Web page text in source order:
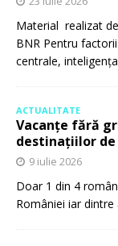
Material realizat
BNR Pentru
centrale,
ACTUALITATE
Vacanțe fără
destinațiilor
9 iulie 2026
Doar 1 din 4
României iar dintre